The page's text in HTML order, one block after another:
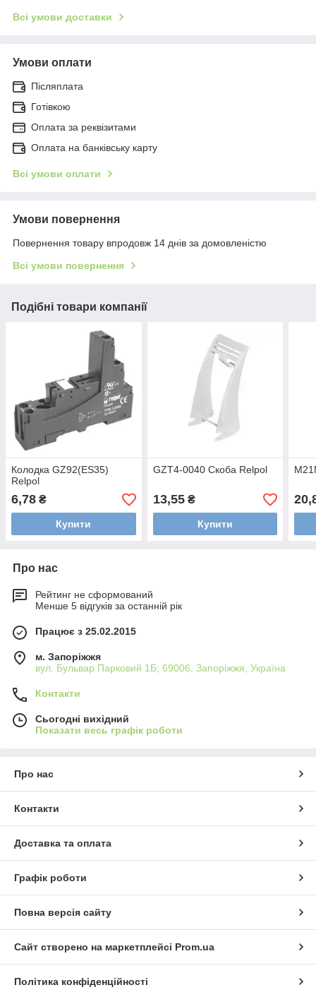
Всі умови доставки
Умови оплати
Післяплата
Готівкою
Оплата за реквізитами
Оплата на банківську карту
Всі умови оплати
Умови повернення
Повернення товару впродовж 14 днів за домовленістю
Всі умови повернення
Подібні товари компанії
Колодка GZ92(ES35)
Relpol
6,78 ₴
Купити
GZT4-0040 Скоба Relpol
13,55₴
Купити
Про нас
Рейтинг не сформований
Менше 5 відгуків за останній рік
Працює з 25.02.2015
м. Запоріжжя
вул. Бульвар Парковий 1Б; 69006, Запоріжжя, Україна
Контакти
Сьогодні вихідний
Показати весь графік роботи
Про нас
Контакти
Доставка та оплата
Графік роботи
Повна версія сайту
Сайт створено на маркетплейсі Prom.ua
Політика конфіденційності